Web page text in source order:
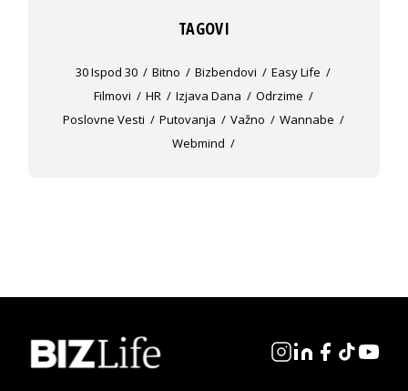
TAGOVI
30 Ispod 30 Bitno Bizbendovi
Easy Life
Filmovi
HR Izjava Dana
Odrzime
Poslovne Vesti
Putovanja Važno
Wannabe
Webmind